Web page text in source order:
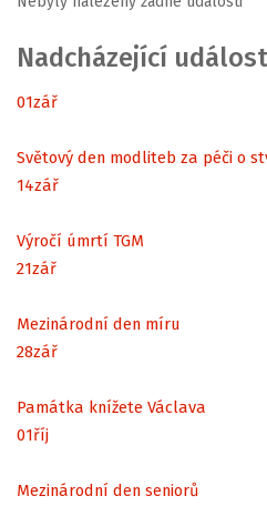
Nadcházející
01zář
Světový den modliteb za péči o
14zář
Výročí úmrtí TGM
21zář
Mezinárodní den míru
28zář
Památka knížete Václava
01říj
Mezinárodní den seniorů